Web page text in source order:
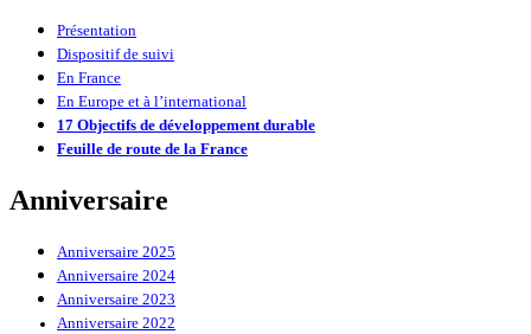
Présentation
Dispositif de suivi
En France
En Europe et à l’international
17 Objectifs de développement durable
Feuille de route de la France
Anniversaire
Anniversaire 2025
Anniversaire 2024
Anniversaire 2023
Anniversaire 2022